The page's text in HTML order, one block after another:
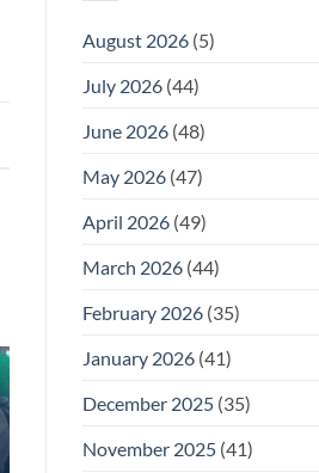
August 2026(5)
July 2026(44)
June 2026(48)
May 2026(47)
April 2026(49)
March 2026(44)
February 2026(35)
January 2026(41)
December 2025(35)
November 2025(41)